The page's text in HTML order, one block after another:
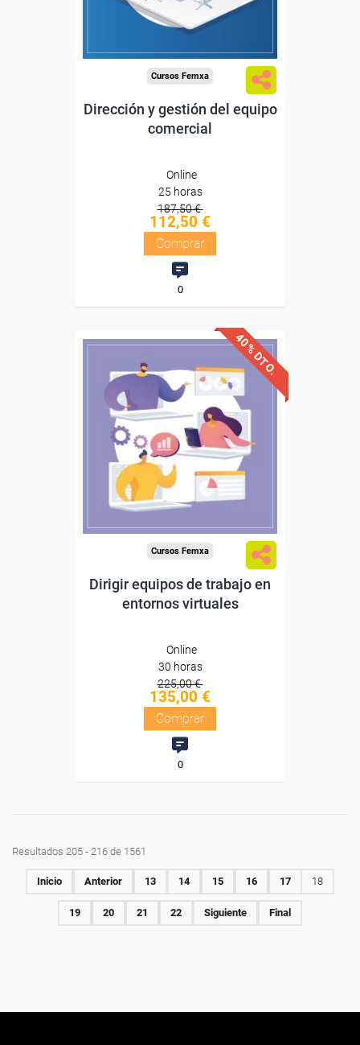
Compra segura
Cursos Femxa
Dirección y gestión del equipo
comercial
Online
25 horas
187,50 €
112,50 €
Comprar
0
40% DTO.
Descuentos especiales
Sin requisitos de acceso
Diploma
Compra segura
Cursos Femxa
Dirigir equipos de trabajo en
entornos virtuales
Online
30 horas
225,00 €
135,00 €
Comprar
0
Resultados 205 - 216 de 1561
Inicio Anterior 13 14 15 16 17 18
19 20 21 22 Siguiente Final